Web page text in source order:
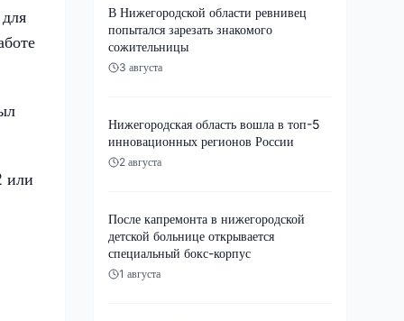
или
В Нижегородской области ревнивец
попытался зарезать знакомого
сожительницы
3 августа
Нижегородская область вошла в топ-5
инновационных регионов России
2 августа
После капремонта в нижегородской
детской больнице открывается
специальный бокс-корпус
1 августа